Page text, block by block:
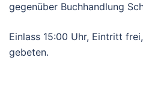
gegenüber Buchhandlung
Einlass 15:00 Uhr, Eintritt
gebeten.